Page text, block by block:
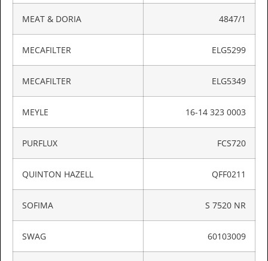
MEAT & DORIA 4847/1
MECAFILTER ELG5299
MECAFILTER ELG5349
MEYLE 16-14 323 0003
PURFLUX FCS720
QUINTON HAZELL QFF0211
SOFIMA S 7520 NR
SWAG 60103009